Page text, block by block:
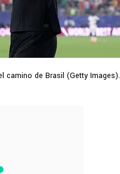
camino de Brasil (Getty Images).